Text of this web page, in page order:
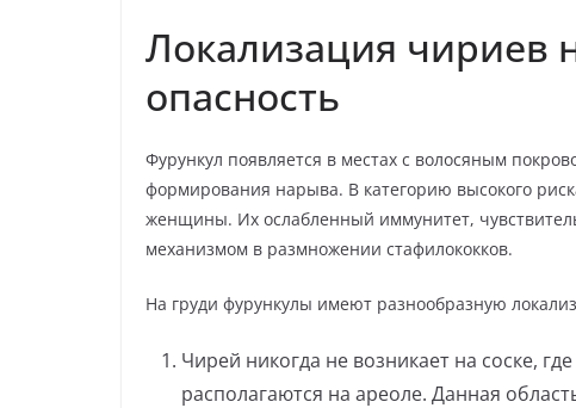
Локализация чириев
опасность
Фурункул появляется в местах с волосяным
формирования нарыва. В категорию высокого
женщины. Их ослабленный иммунитет,
механизмом в размножении стафилококков.
На груди фурункулы имеют разнообразную
Чирей никогда не возникает на соске,
располагаются на ареоле. Данная